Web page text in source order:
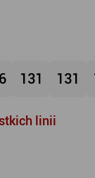
131 131
linii